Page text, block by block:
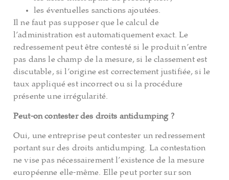
les éventuelles sanctions ajoutées.
Il ne faut pas supposer que le calcul de
l’administration est automatiquement exact. Le
redressement peut être contesté si le produit n’entre
pas dans le champ de la mesure, si le classement est
discutable, si l’origine est correctement justifiée, si le
taux appliqué est incorrect ou si la procédure
présente une irrégularité.
Peut-on contester des droits antidumping ?
Oui, une entreprise peut contester un redressement
portant sur des droits antidumping. La contestation
ne vise pas nécessairement l’existence de la mesure
européenne elle-même. Elle peut porter sur son